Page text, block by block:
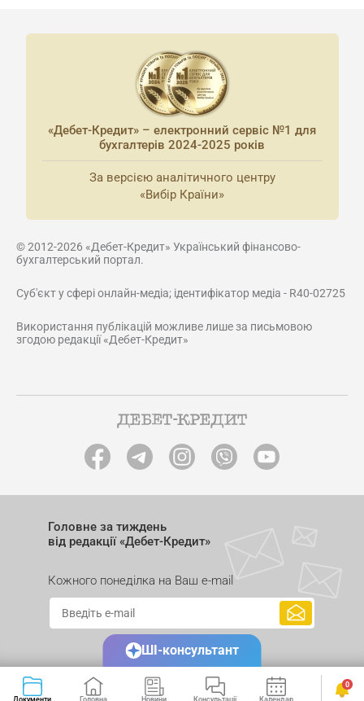
«Дебет-Кредит» – електронний сервіс №1 для
бухгалтерів 2024-2025 років
За версією аналітичного центру
«Вибір Країни»
© 2012-2026 «Дебет-Кредит» Український фінансово-
бухгалтерський портал.
Суб'єкт у сфері онлайн-медіа; ідентифікатор медіа - R40-02725
Використання публікацій можливе лише за письмовою
згодою редакції «Дебет-Кредит»
Головне за тиждень
від редакції «Дебет-Кредит»
Кожного понеділка на Ваш e-mail
Документи Головна Новини Консультації Календар Сервіси
0
ШІ-консультант